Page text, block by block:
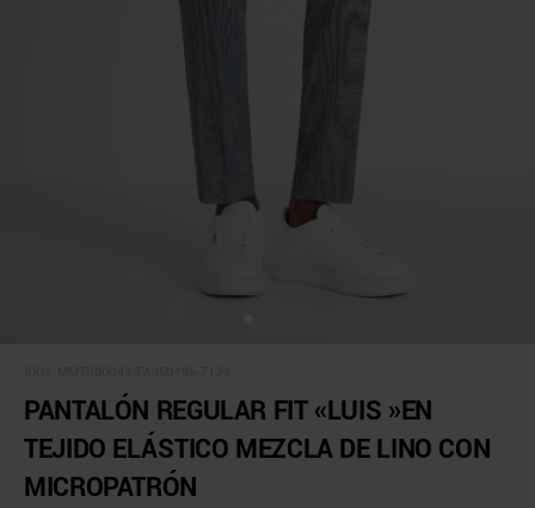
PANTALÓN REGULAR FIT «LUIS »EN
TEJIDO ELÁSTICO MEZCLA DE LINO CON
MICROPATRÓN